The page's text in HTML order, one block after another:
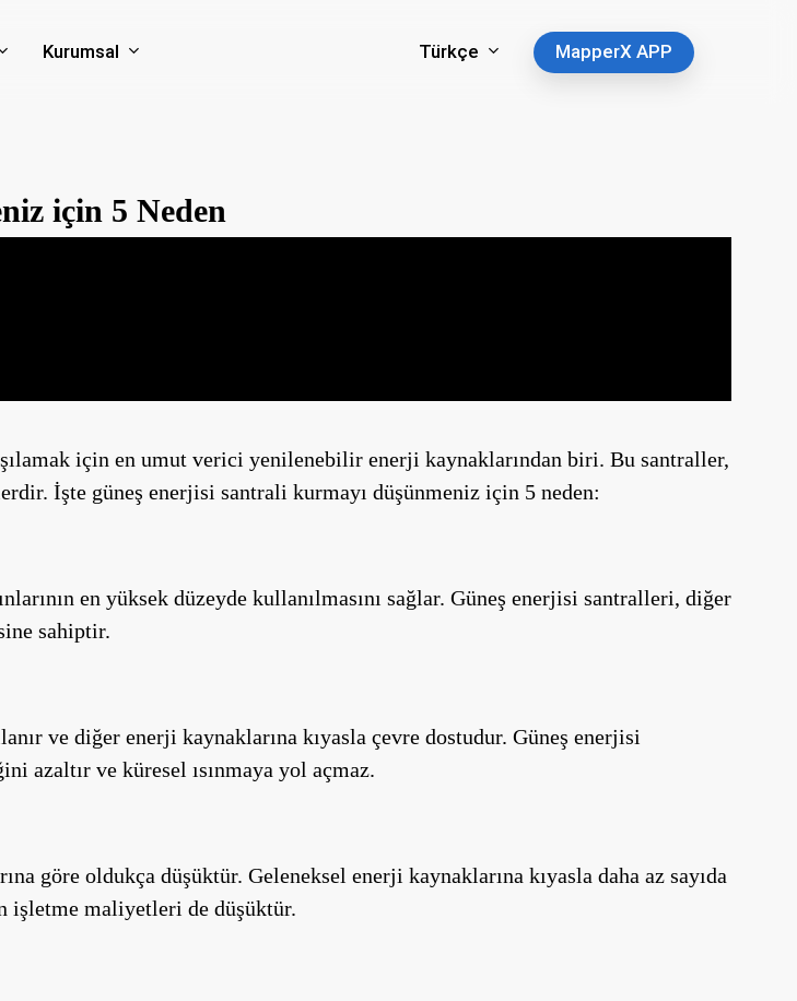
Kurumsal Türkçe MapperX APP
için 5 Neden
için en umut verici yenilenebilir enerji kaynaklarından biri. Bu santraller,
İşte güneş enerjisi santrali kurmayı düşünmeniz için 5 neden:
en yüksek düzeyde kullanılmasını sağlar. Güneş enerjisi santralleri, diğer
sahiptir.
ve diğer enerji kaynaklarına kıyasla çevre dostudur. Güneş enerjisi
azaltır ve küresel ısınmaya yol açmaz.
göre oldukça düşüktür. Geleneksel enerji kaynaklarına kıyasla daha az sayıda
işletme maliyetleri de düşüktür.